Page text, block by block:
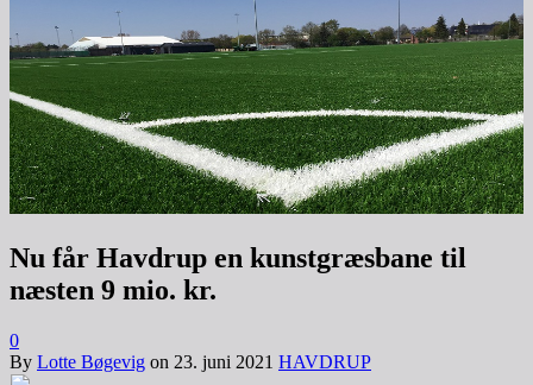
Nu får Havdrup en kunstgræsbane til
næsten 9 mio. kr.
0
By Lotte Bøgevig on 23. juni 2021 HAVDRUP